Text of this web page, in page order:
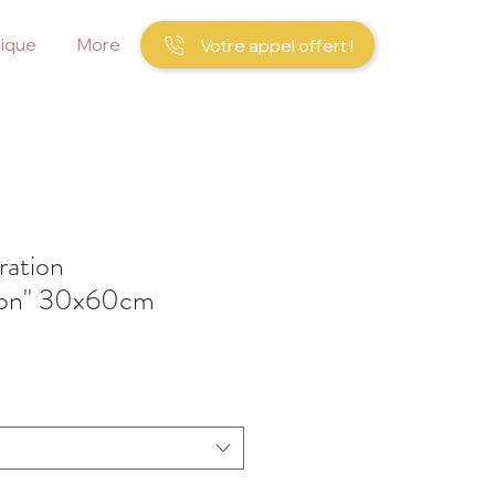
More Votre appel offert !
30x60cm